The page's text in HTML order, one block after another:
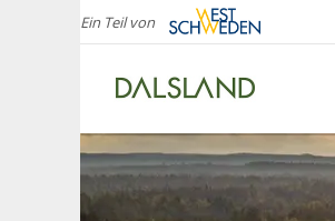
Ein Teil von